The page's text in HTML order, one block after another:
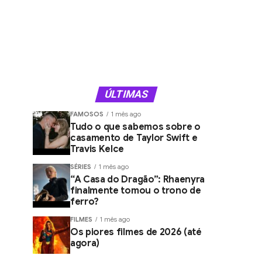
ÚLTIMAS
FAMOSOS 1 mês ago
Tudo o que sabemos sobre o
casamento de Taylor Swift e
Travis Kelce
SÉRIES 1 mês ago
“A Casa do Dragão”: Rhaenyra
finalmente tomou o trono de
ferro?
FILMES 1 mês ago
Os piores filmes de 2026 (até
agora)